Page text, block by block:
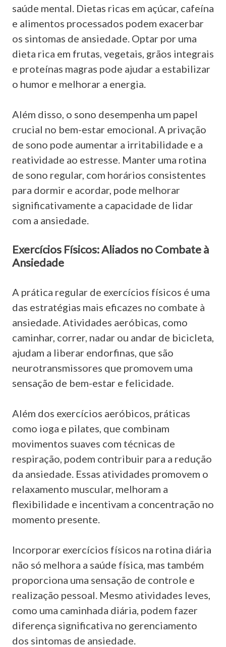
saúde mental. Dietas ricas em açúcar, cafeína
e alimentos processados podem exacerbar
os sintomas de ansiedade. Optar por uma
dieta rica em frutas, vegetais, grãos integrais
e proteínas magras pode ajudar a estabilizar
o humor e melhorar a energia.
Além disso, o sono desempenha um papel
crucial no bem-estar emocional. A privação
de sono pode aumentar a irritabilidade e a
reatividade ao estresse. Manter uma rotina
de sono regular, com horários consistentes
para dormir e acordar, pode melhorar
significativamente a capacidade de lidar
com a ansiedade.
Exercícios Físicos: Aliados no Combate à
Ansiedade
A prática regular de exercícios físicos é uma
das estratégias mais eficazes no combate à
ansiedade. Atividades aeróbicas, como
caminhar, correr, nadar ou andar de bicicleta,
ajudam a liberar endorfinas, que são
neurotransmissores que promovem uma
sensação de bem-estar e felicidade.
Além dos exercícios aeróbicos, práticas
como ioga e pilates, que combinam
movimentos suaves com técnicas de
respiração, podem contribuir para a redução
da ansiedade. Essas atividades promovem o
relaxamento muscular, melhoram a
flexibilidade e incentivam a concentração no
momento presente.
Incorporar exercícios físicos na rotina diária
não só melhora a saúde física, mas também
proporciona uma sensação de controle e
realização pessoal. Mesmo atividades leves,
como uma caminhada diária, podem fazer
diferença significativa no gerenciamento
dos sintomas de ansiedade.